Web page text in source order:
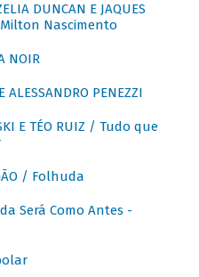
DUNCAN E JAQUES
Milton Nascimento
NOIR
ALESSANDRO PENEZZI
E TÉO RUIZ / Tudo que
/ Folhuda
Será Como Antes -